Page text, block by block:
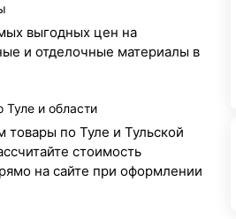
выгодных цен на
и отделочные материалы в
Туле и области
товары по Туле и Тульской
стоимость
на сайте при оформлении